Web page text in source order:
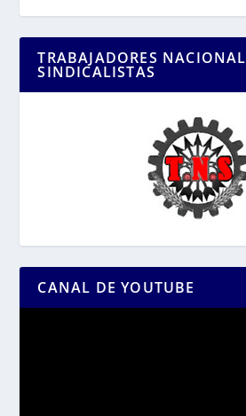
TRABAJADORES NACIONAL
SINDICALISTAS
CANAL DE YOUTUBE